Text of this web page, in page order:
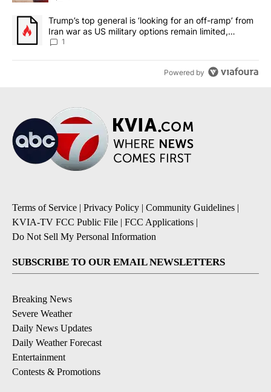
A trending article titled "Trump’s top general is ‘looking for an
Trump’s top general is ‘looking for an off-ramp’ from
Iran war as US military options remain limited,
sources say
1
Powered by
Terms of Service | Privacy Policy | Community Guidelines |
KVIA-TV FCC Public File | FCC Applications |
Do Not Sell My Personal Information
SUBSCRIBE TO OUR EMAIL NEWSLETTERS
Breaking News
Severe Weather
Daily News Updates
Daily Weather Forecast
Entertainment
Contests & Promotions